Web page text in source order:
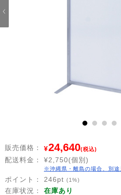
販売価格： ¥24,640(税込)
配送料金： ¥2,750(個別)
※沖縄県・離島の場合、別途
ポイント： 246pt (1%)
在庫状況： 在庫あり